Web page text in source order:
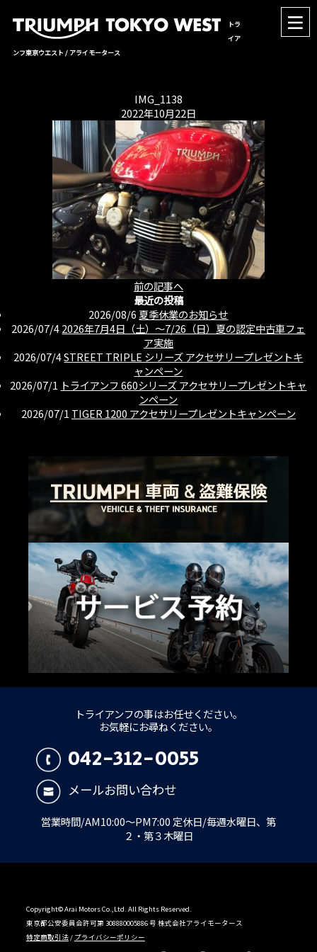
トラ
イア
ンフ東京ウエスト / アライモータース
IMG_1138
2022年10月22日
前の記事へ
最近の投稿
2026/08/6 夏季休業のお知らせ
2026/07/42026年7月4日（土）〜7/26（日）夏の認定中古車フェ
ア実施
2026/07/4STREET TRIPLE シリーズ アクセサリープレゼントキ
ャンペーン
2026/07/1 トライアンフ 660シリーズ アクセサリープレゼントキャ
ンペーン
2026/07/1 TIGER 1200 アクセサリープレゼントキャンペーン
トライアンフの事はお任せください。
お気軽にお尋ねください。
042-312-0055
メールお問い合わせ
営業時間/AM10:00～PM7:00 定休日/毎週水曜日、第
２・第３木曜日
Copyright© Arai Motors Co.,Ltd. All Rights Reserved.
東京都公安委員会許可第 308880005886 号 株式会社アライモータース
特定商取引法/ プライバシーポリシー